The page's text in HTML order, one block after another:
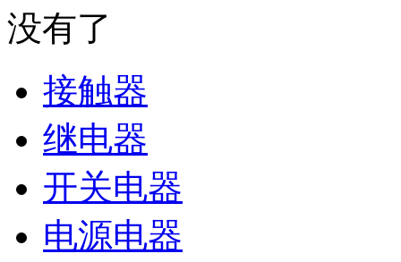
没有了
接触器
继电器
开关电器
电源电器